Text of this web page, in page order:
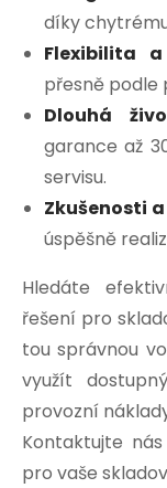
díky
Flexibilita a
přesně podle
Dlouhá
garance až
servisu.
Zkušenosti
úspěšně
Hledáte
řešení pro
tou správnou
využít
provozní
Kontaktujte
pro vaše